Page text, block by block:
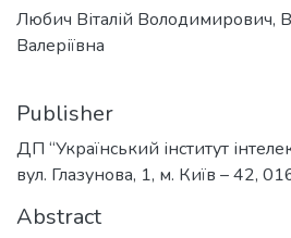
Любич Віталій Володимирович,
Валеріївна
Publisher
ДП “Український інститут
вул. Глазунова, 1, м. Київ – 42,
Abstract